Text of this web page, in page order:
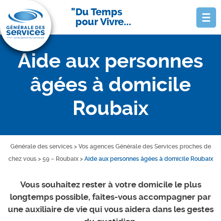
Du Temps
pour Vivre...
Aide aux personnes
âgées à domicile
Roubaix
Générale des services> Vos agences Générale des Services proches de
chez vous> 59 – Roubaix> Aide aux personnes âgées à domicile Roubaix
Vous souhaitez rester à votre domicile le plus
longtemps possible, faites-vous accompagner par
une auxiliaire de vie qui vous aidera dans les gestes